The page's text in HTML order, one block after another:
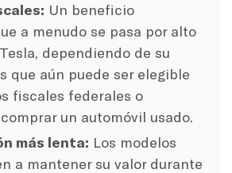
Un beneficio
a menudo se pasa por alto
dependiendo de su
que aún puede ser elegible
fiscales federales o
un automóvil usado.
más lenta: Los modelos
a mantener su valor durante